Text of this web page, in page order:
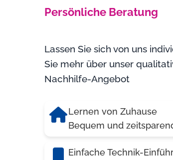
Persönliche Beratung
Lassen Sie sich von uns
Sie mehr über unser
Nachhilfe-Angebot
Lernen von Zuhause
Bequem und
Einfache Technik-